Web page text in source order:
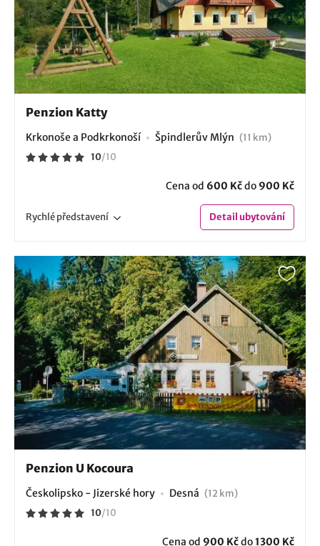
Penzion Katty
Krkonoše a Podkrkonoší Špindlerův Mlýn (11 km)
10/10
Cena od 600 Kčdo 900 Kč
Rychlépředstavení Detailubytování
Penzion U Kocoura
Českolipsko - Jizerské hory Desná (12 km)
10/10
Cena od 900 Kčdo1300 Kč